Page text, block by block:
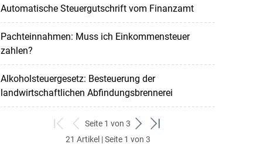
Automatische Steuergutschrift vom Finanzamt
Pachteinnahmen: Muss ich Einkommensteuer
zahlen?
Alkoholsteuergesetz: Besteuerung der
landwirtschaftlichen Abfindungsbrennerei
zum
ersten
zurück
zum
Seite 1 von 3
weiter
zum
zum
21 Artikel | Seite 1 von 3